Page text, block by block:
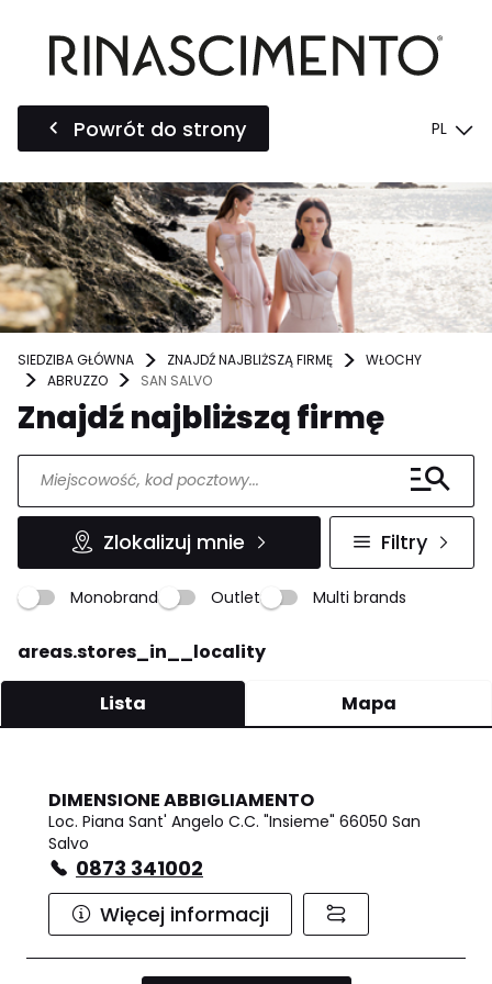
Powrót do strony PL
SIEDZIBA GŁÓWNA ZNAJDŹ NAJBLIŻSZĄ FIRMĘ
WŁOCHY
ABRUZZO
SAN SALVO
Znajdź najbliższą firmę
Zlokalizuj mnie Filtry
Monobrand Outlet Multi brands
areas.stores_in__locality
Lista Mapa
DIMENSIONE ABBIGLIAMENTO
Loc. Piana Sant' Angelo C.C. "Insieme" 66050 San
Salvo
0873 341002
Więcej informacji